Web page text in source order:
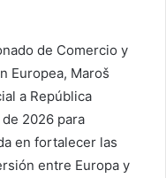
de Comercio y
Europea, Maroš
a República
2026 para
en fortalecer las
entre Europa y